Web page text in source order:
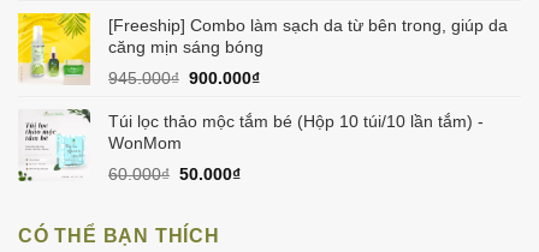
[Freeship] Combo làm sạch da từ bên trong, giúp da
căng mịn sáng bóng
945.000₫ Giá
là:
900.000₫Giá
tại
Túi lọc thảo mộc tắm bé (Hộp 10 túi/10 lần tắm) -
WonMom
60.000₫ Giá
60.000₫.
50.000₫Giá
CÓ THỂ BẠN THÍCH